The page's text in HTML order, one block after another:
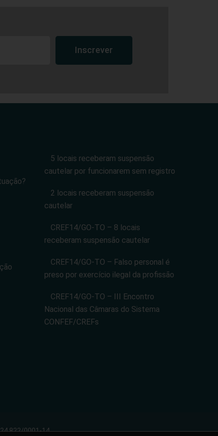
Inscrever
5 locais receberam suspensão
cautelar por funcionarem sem registro
2 locais receberam suspensão
cautelar
CREF14/GO-TO – 8 locais
receberam suspensão cautelar
CREF14/GO-TO – Falso personal é
preso por exercício ilegal da profissão
CREF14/GO-TO – III Encontro
Nacional das Câmaras do Sistema
CONFEF/CREFs
0001-14